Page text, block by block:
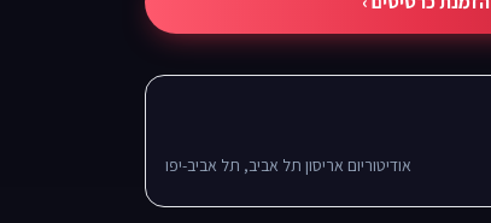
אודיטוריום אריסון תל אביב, תל אביב-יפו